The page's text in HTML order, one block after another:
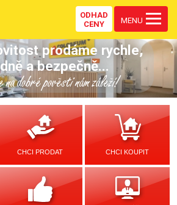
ODHAD
CENY
MENU
prodáme rychle,
a bezpečně...
dobré pověsti nám záleží!
CHCI PRODAT CHCI KOUPIT